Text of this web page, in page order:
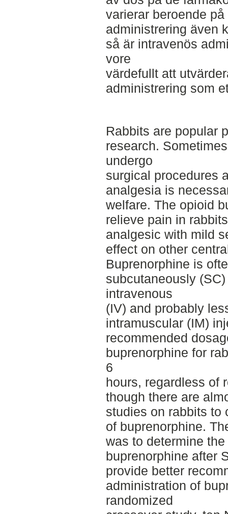
varierar beroende
administrering även
så är intravenös
vore
värdefullt att
administrering som
Rabbits are popular
research.
undergo
surgical procedures
analgesia is
welfare. The opioid
relieve pain in
analgesic with mild
effect on other
Buprenorphine is
subcutaneously
intravenous
(IV) and probably
intramuscular (IM)
recommended
buprenorphine for
6
hours, regardless of
though there are
studies on rabbits to
of buprenorphine.
was to determine
buprenorphine after
provide better
administration of
randomized